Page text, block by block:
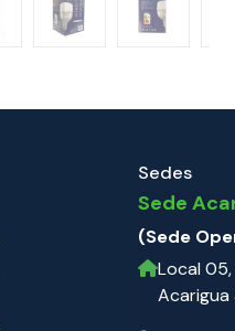
Sedes
Sede
(Sede
Local 05,
Acarigua